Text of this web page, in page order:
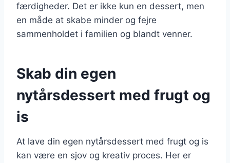
færdigheder. Det er ikke kun en dessert, men
en måde at skabe minder og fejre
sammenholdet i familien og blandt venner.
Skab din egen
nytårsdessert med frugt og
is
At lave din egen nytårsdessert med frugt og is
kan være en sjov og kreativ proces. Her er